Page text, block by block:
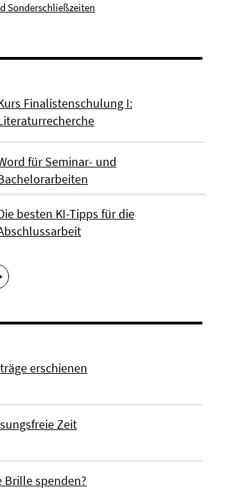
Sonderschließzeiten
Finalistenschulung I:
für Seminar- und
besten KI-Tipps für die
erschienen
Zeit
Brille spenden?